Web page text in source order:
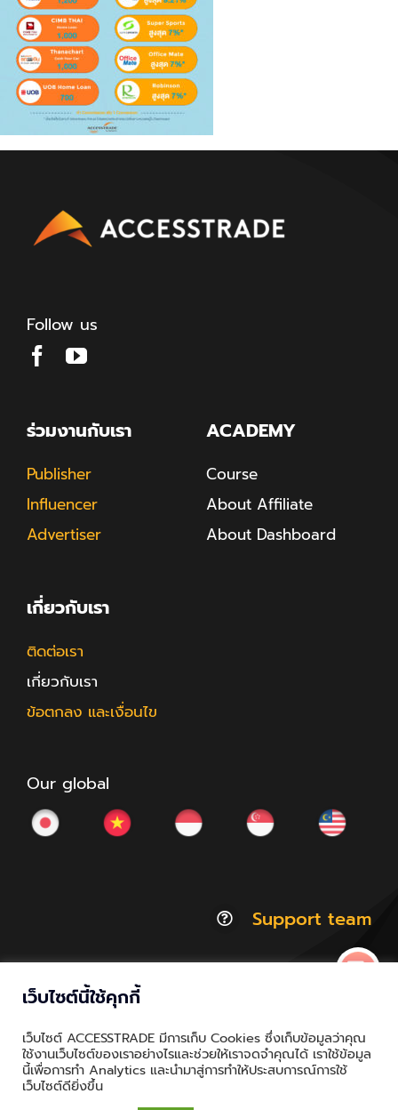
Follow us
ร่วมงานกับเรา
Publisher
Influencer
Advertiser
ACADEMY
Course
About Affiliate
About Dashboard
เกี่ยวกับเรา
ติดต่อเรา
เกี่ยวกับเรา
ข้อตกลง และเงื่อนไข
Our global
Support team
Thailand.a | All Rights Reserved
Privacy & Policy | Cookie Policy
เว็บไซต์นี้ใช้คุกกี้
เว็บไซต์ ACCESSTRADE มีการเก็บ Cookies ซึ่งเก็บข้อมูลว่าคุณ
ใช้งานเว็บไซต์ของเราอย่างไรและช่วยให้เราจดจำคุณได้ เราใช้ข้อมูล
นี้เพื่อการทำ Analytics และนำมาสู่การทำให้ประสบการณ์การใช้
เว็บไซต์ดียิ่งขึ้น